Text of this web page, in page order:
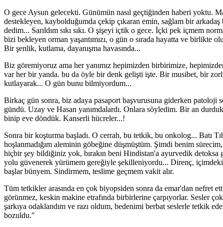
O gece Aysun gelecekti. Günümün nasıl geçtiğinden haberi yoktu.
destekleyen, kaybolduğumda çekip çıkaran emin, sağlam bir
dedim... Sarıldım sıkı sıkı. O şişeyi içtik o gece. İçki pek içmem
bizi bekleyen orman yaşantımızı, o gün o sırada hayatta ve birlikte
Bir şenlik, kutlama, dayanışma havasında...
Biz göremiyoruz ama her yanımız hepimizden birbirimize,
var her bir yanda. bu da öyle bir denk gelişti işte. Bir musibet, bir
kutlayarak... O gün bunu bilmiyordum...
Birkaç gün sonra, biz adaya pasaport başvurusuna giderken
gündü. Uzay ve Hasan yanımdalardı. Onlara söyledim. Bir an
binip eve döndük. Kanserli hücreler...!
Sonra bir koşturma başladı. O cerrah, bu tetkik, bu onkolog... Batı
hoşlanmadığım aleminin göbeğine düşmüştüm. Şimdi benim
hiçbir şey bildiğiniz yok, bırakın beni Hindistan'a ayurvedik detoksa
yolu güvenerek yürümem gereğiyle şekilleniyordu... Direnç,
başlar bünyem. Sindirmem, teslime geçmem vakit alır.
Tüm tetkikler arasında en çok biyopsiden sonra da emar'dan nefret
görünmez, keskin makine etrafında birbirlerine çarpıyorlar. Sesler
şarkıya odaklandım ve razı oldum, bedenimi berbat seslerle tetkik
bozuldu."